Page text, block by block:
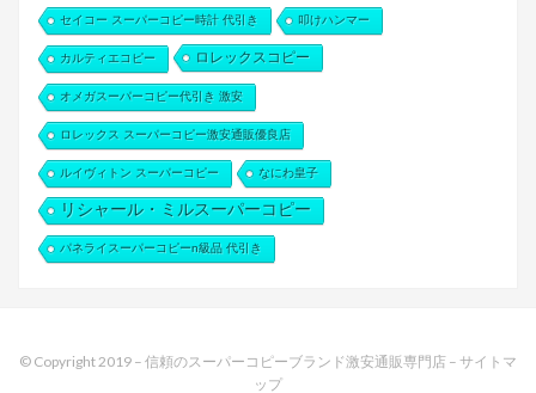
セイコー スーパーコピー時計 代引き 叩けハンマー
カルティエコピー ロレックスコピー
オメガスーパーコピー代引き 激安
ロレックス スーパーコピー激安通販優良店
ルイヴィトン スーパーコピー なにわ皇子
リシャール・ミルスーパーコピー
パネライスーパーコピーn級品 代引き
© Copyright 2019 – 信頼のスーパーコピーブランド激安通販専門店 – サイトマ
ップ